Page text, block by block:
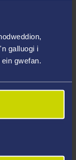
galluogi i
gwefan.
(9) - Ysgol
(10) - Ysgol